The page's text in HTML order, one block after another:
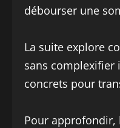
débourser une
La suite explore
sans complexifier
concrets pour
Pour approfondir,